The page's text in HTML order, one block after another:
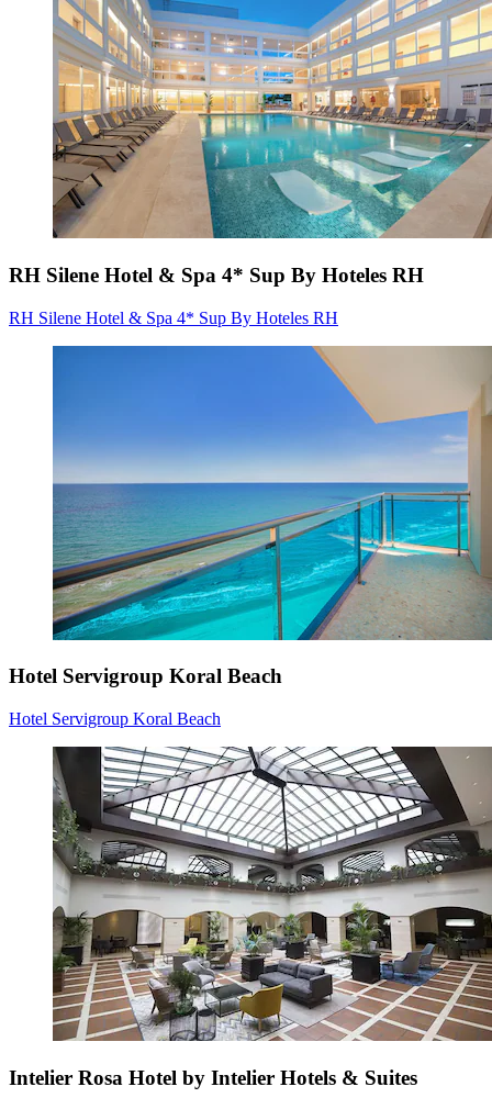
RH Silene Hotel & Spa 4* Sup By Hoteles RH
RH Silene Hotel & Spa 4* Sup By Hoteles RH
Hotel Servigroup Koral Beach
Hotel Servigroup Koral Beach
Intelier Rosa Hotel by Intelier Hotels & Suites